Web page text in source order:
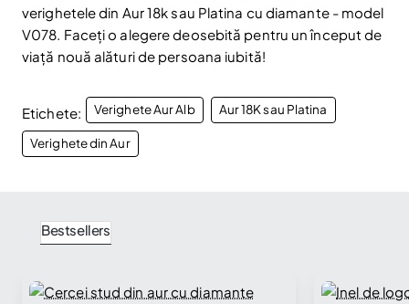
verighetele din Aur 18k sau Platina cu diamante - model
V078. Faceți o alegere deosebită pentru un început de
viață nouă alături de persoana iubită!
Etichete: Verighete Aur Alb Aur 18K sau Platina
Verighete din Aur
Bestsellers